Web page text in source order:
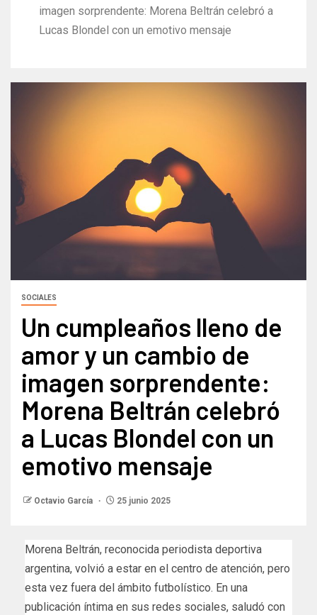
imagen sorprendente: Morena Beltrán celebró a
Lucas Blondel con un emotivo mensaje
SOCIALES
Un cumpleaños lleno de
amor y un cambio de
imagen sorprendente:
Morena Beltrán celebró
a Lucas Blondel con un
emotivo mensaje
Octavio García 25 junio 2025
Morena Beltrán, reconocida periodista deportiva
argentina, volvió a estar en el centro de atención, pero
esta vez fuera del ámbito futbolístico. En una
publicación íntima en sus redes sociales, saludó con